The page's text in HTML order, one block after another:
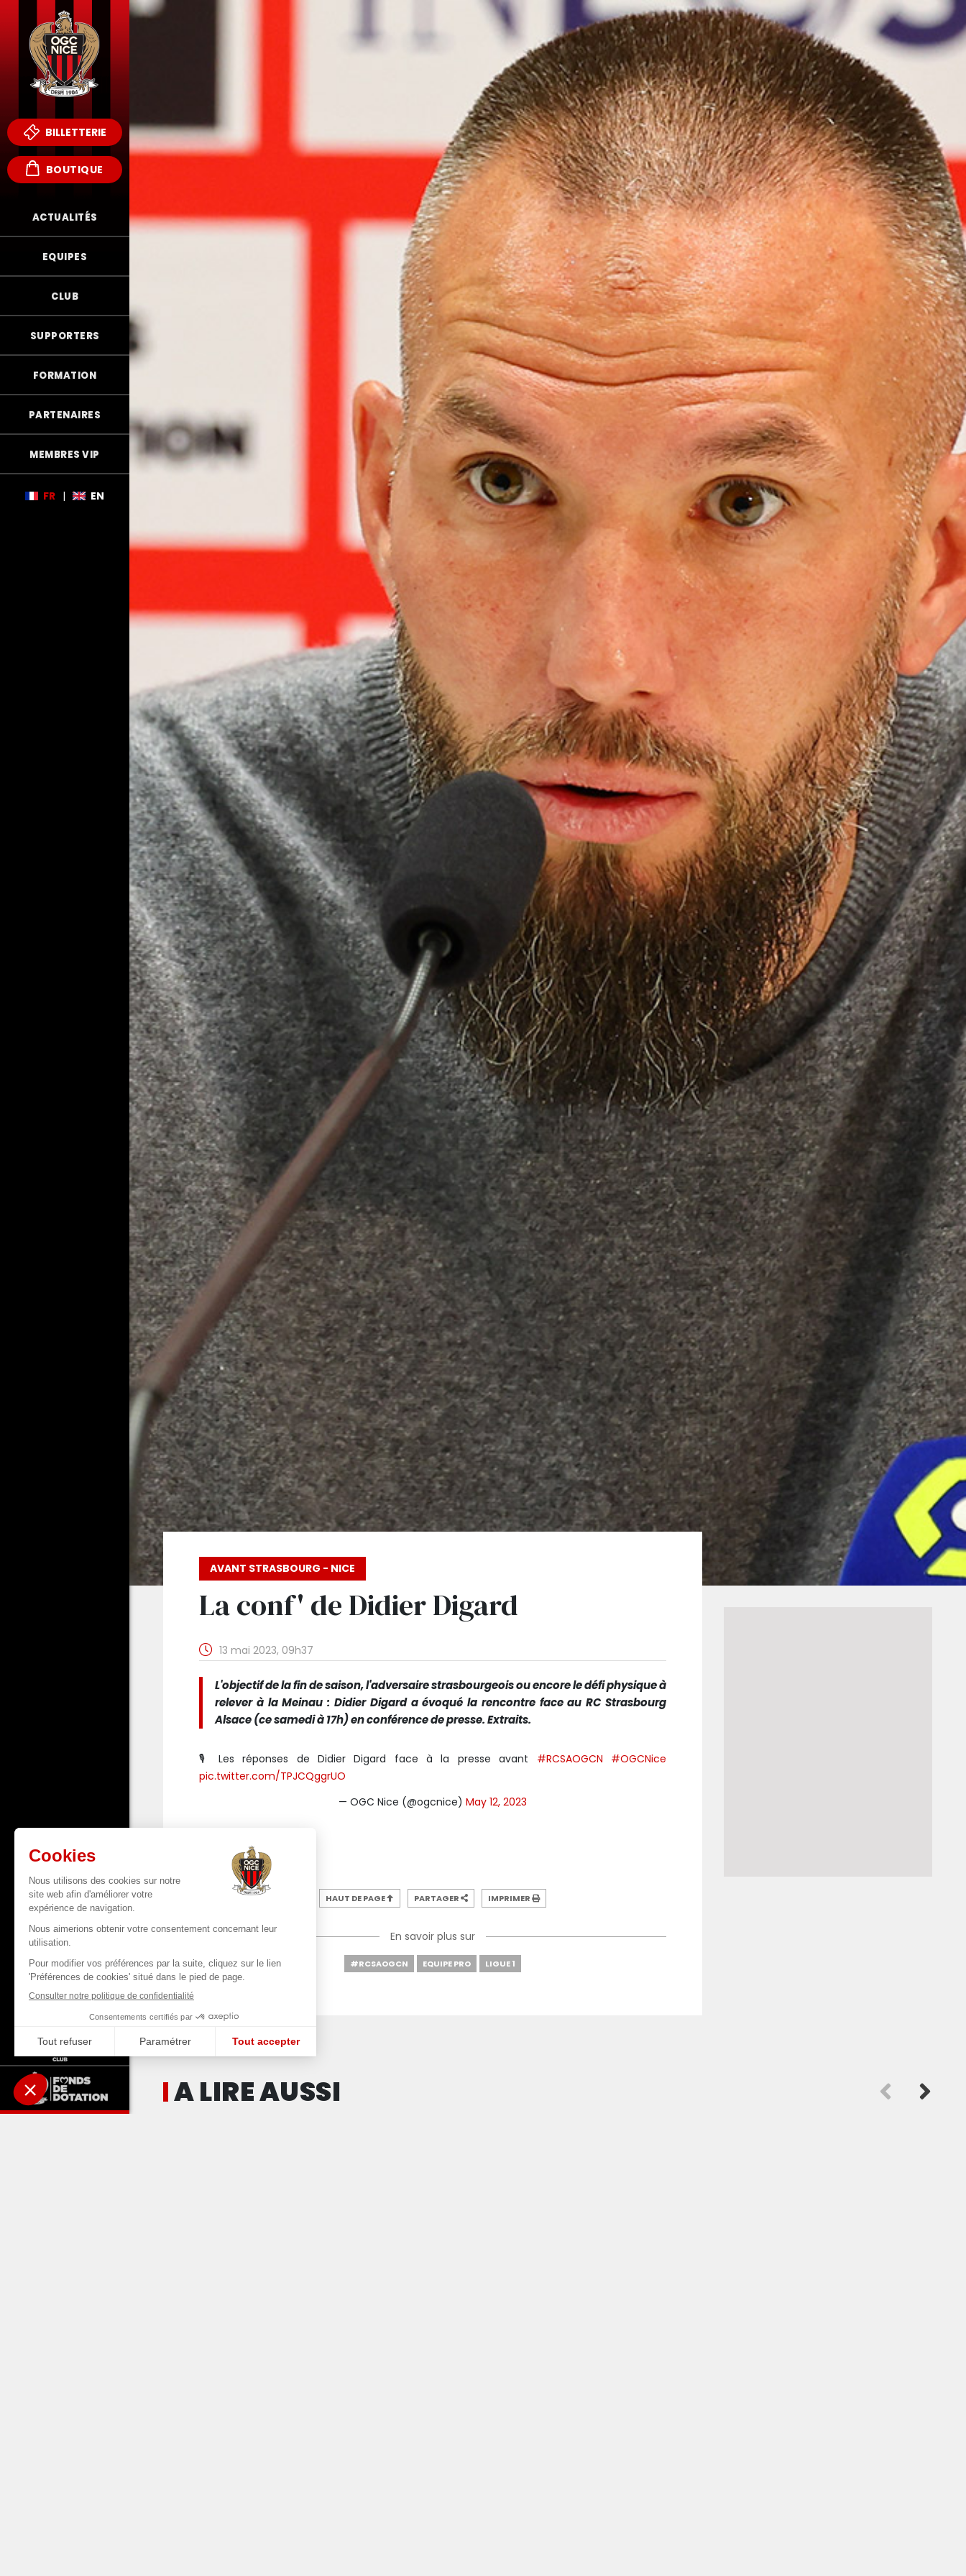
BILLETTERIE
BOUTIQUE
ACTUALITÉS
EQUIPES
CLUB
SUPPORTERS
FORMATION
PARTENAIRES
MEMBRES VIP
FR | EN
AVANT STRASBOURG - NICE
La conf' de Didier Digard
13 mai 2023, 09h37
L'objectif de la fin de saison, l'adversaire strasbourgeois ou encore le défi physique à
relever à la Meinau : Didier Digard a évoqué la rencontre face au RC Strasbourg
Alsace (ce samedi à 17h) en conférence de presse. Extraits.
🎙️ Les réponses de Didier Digard face à la presse avant #RCSAOGCN
#OGCNice
pic.twitter.com/TPJCQggrUO
— OGC Nice (@ogcnice) May 12, 2023
HAUT DE PAGE PARTAGER IMPRIMER
En savoir plus sur
#RCSAOGCN EQUIPE PRO LIGUE 1
A LIRE AUSSI